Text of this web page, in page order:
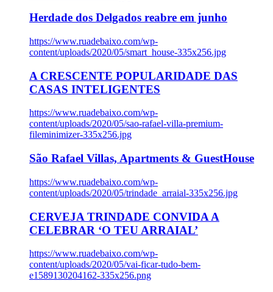
Herdade dos Delgados reabre em junho
https://www.ruadebaixo.com/wp-
content/uploads/2020/05/smart_house-335x256.jpg
A CRESCENTE POPULARIDADE DAS
CASAS INTELIGENTES
https://www.ruadebaixo.com/wp-
content/uploads/2020/05/sao-rafael-villa-premium-
fileminimizer-335x256.jpg
São Rafael Villas, Apartments & GuestHouse
https://www.ruadebaixo.com/wp-
content/uploads/2020/05/trindade_arraial-335x256.jpg
CERVEJA TRINDADE CONVIDA A
CELEBRAR ‘O TEU ARRAIAL’
https://www.ruadebaixo.com/wp-
content/uploads/2020/05/vai-ficar-tudo-bem-
e1589130204162-335x256.png